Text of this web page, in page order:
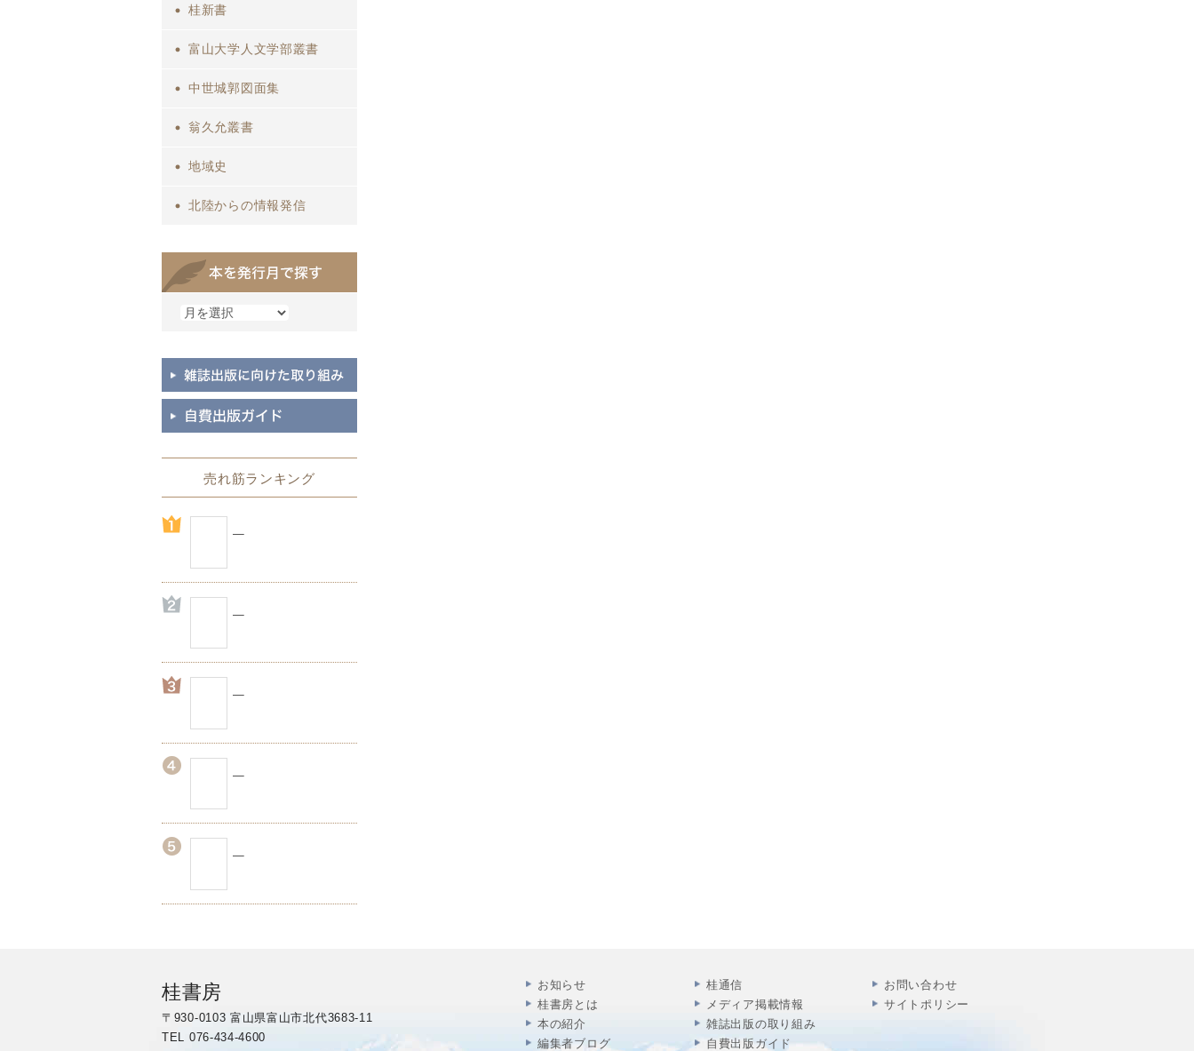
桂新書
富山大学人文学部叢書
中世城郭図面集
翁久允叢書
地域史
北陸からの情報発信
売れ筋ランキング
桂書房
〒930-0103 富山県富山市北代3683-11
TEL 076-434-4600
お知らせ
桂書房とは
本の紹介
編集者ブログ
桂通信
メディア掲載情報
雑誌出版の取り組み
自費出版ガイド
お問い合わせ
サイトポリシー